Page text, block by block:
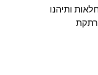
ותיהנו